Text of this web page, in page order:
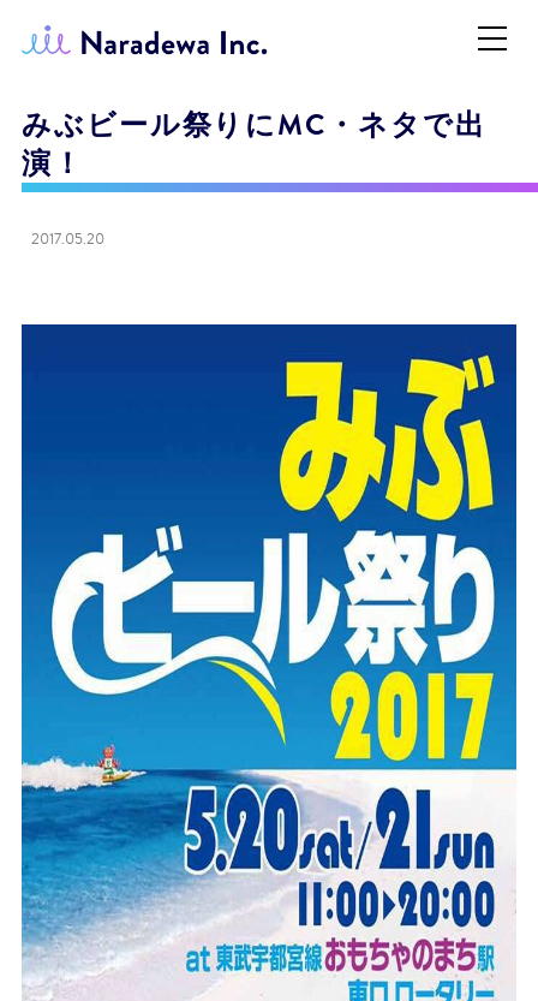
みぶビール祭りにMC・ネタで出
演！
2017.05.20